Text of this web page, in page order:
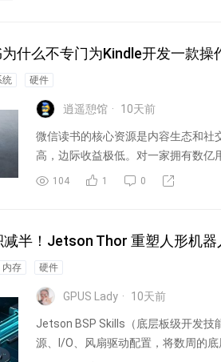
为什么不专门为Kindle开发一款
统 硬件
逍遥憩馆 10天前
微信读书的核心资源是内容生态和社
高，边际收益极低。对一家拥有数亿
散精力做...
104 1 0
半！Jetson Thor 重塑人形机
内存 硬件
GPUS Lady 10天前
Jetson BSP Skills（底层板级开发技
源、I/O、风扇驱动配置，将数周的底